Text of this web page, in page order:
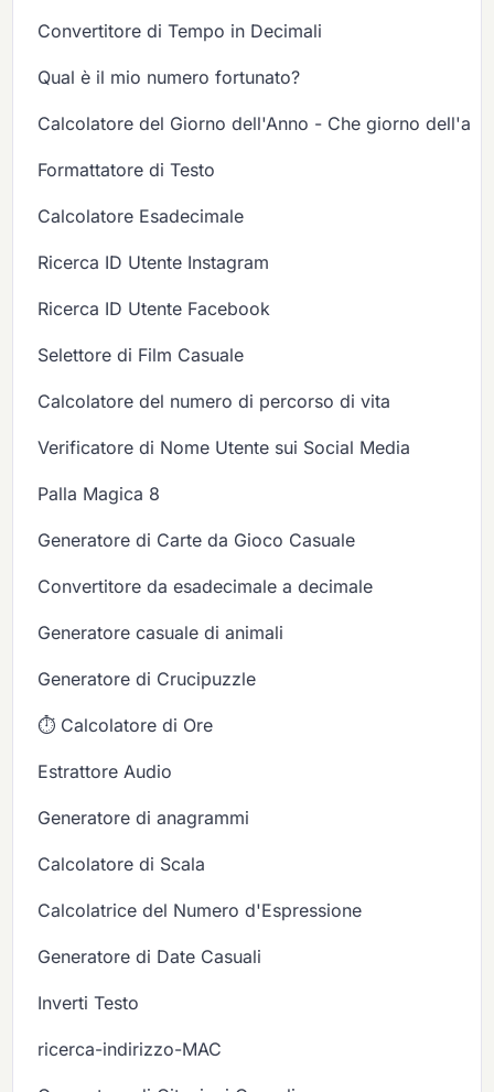
Convertitore di Tempo in Decimali
Qual è il mio numero fortunato?
Calcolatore del Giorno dell'Anno - Che giorno
Formattatore di Testo
Calcolatore Esadecimale
Ricerca ID Utente Instagram
Ricerca ID Utente Facebook
Selettore di Film Casuale
Calcolatore del numero di percorso di vita
Verificatore di Nome Utente sui Social Media
Palla Magica 8
Generatore di Carte da Gioco Casuale
Convertitore da esadecimale a decimale
Generatore casuale di animali
Generatore di Crucipuzzle
⏱️ Calcolatore di Ore
Estrattore Audio
Generatore di anagrammi
Calcolatore di Scala
Calcolatrice del Numero d'Espressione
Generatore di Date Casuali
Inverti Testo
ricerca-indirizzo-MAC